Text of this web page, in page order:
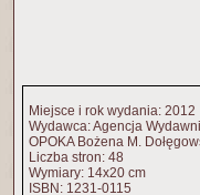
Miejsce i rok wydania: 2012
Wydawca: Agencja
OPOKA Bożena M.
Liczba stron: 48
Wymiary: 14x20 cm
ISBN: 1231-0115